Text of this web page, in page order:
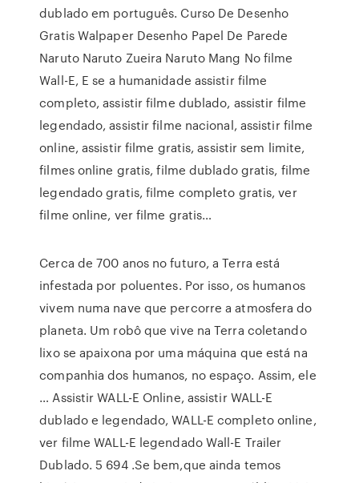
dublado em português. Curso De Desenho
Gratis Walpaper Desenho Papel De Parede
Naruto Naruto Zueira Naruto Mang No filme
Wall-E, E se a humanidade assistir filme
completo, assistir filme dublado, assistir filme
legendado, assistir filme nacional, assistir filme
online, assistir filme gratis, assistir sem limite,
filmes online gratis, filme dublado gratis, filme
legendado gratis, filme completo gratis, ver
filme online, ver filme gratis…
Cerca de 700 anos no futuro, a Terra está
infestada por poluentes. Por isso, os humanos
vivem numa nave que percorre a atmosfera do
planeta. Um robô que vive na Terra coletando
lixo se apaixona por uma máquina que está na
companhia dos humanos, no espaço. Assim, ele
… Assistir WALL-E Online, assistir WALL-E
dublado e legendado, WALL-E completo online,
ver filme WALL-E legendado Wall-E Trailer
Dublado. 5 694 .Se bem,que ainda temos